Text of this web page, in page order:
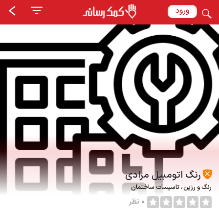
ورود
رنگ اتومبیل مرادی
رنگ و رزین تاسیسات ساختمان
0 نظر